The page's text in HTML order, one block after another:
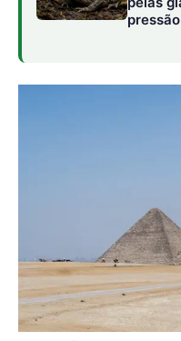
erodida. Esse processo
Terremotos–
soltaram muitas das
Erosão natural– O